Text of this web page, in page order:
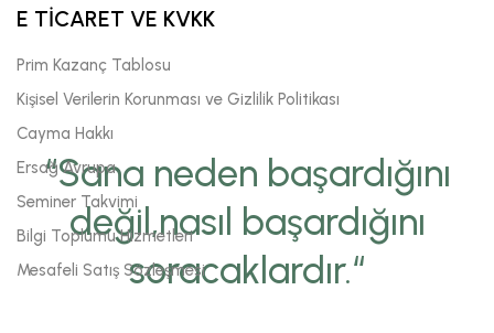
“Sana neden başardığını
değil,nasıl başardığını
soracaklardır.“
E TİCARET VE KVKK
Prim Kazanç Tablosu
Kişisel Verilerin Korunması ve Gizlilik Politikası
Cayma Hakkı
Ersağ Avrupa
Seminer Takvimi
Bilgi Toplumu Hizmetleri
Mesafeli Satış Sözleşmesi